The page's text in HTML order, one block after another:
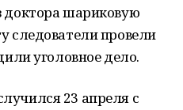
доктора шариковую
следователи провели
уголовное дело.
23 апреля с